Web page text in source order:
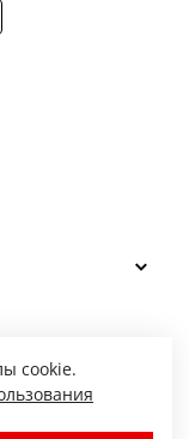
cookie.